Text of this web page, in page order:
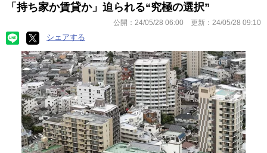
「持ち家か賃貸か」迫られる“究極の選択”
公開： 24/05/28 06:00 更新： 24/05/28 09:10
シェアする